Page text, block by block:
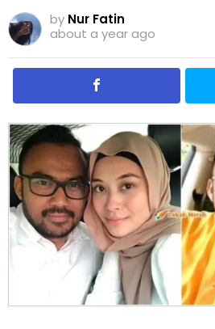
by Nur Fatin
about a year ago